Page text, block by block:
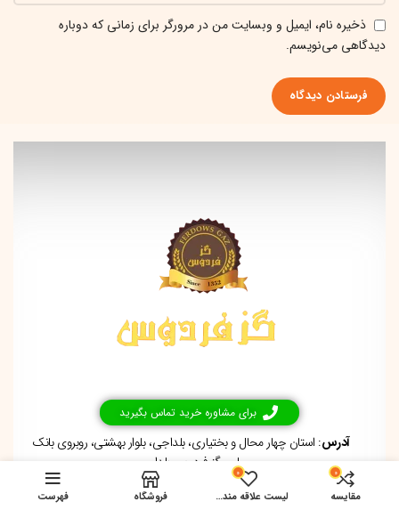
ذخیره نام، ایمیل و وبسایت من در مرورگر برای زمانی که دوباره
دیدگاهی می‌نویسم.
برای مشاوره خرید تماس بگیرید
اطلاعات ما
آدرس: استان چهار محال و بختیاری، بلداجی، بلوار بهشتی، روبروی بانک
ملی، گز فردوس بلداجی
0
مقایسه
0
لیست علاقه مندی ها فروشگاه فهرست